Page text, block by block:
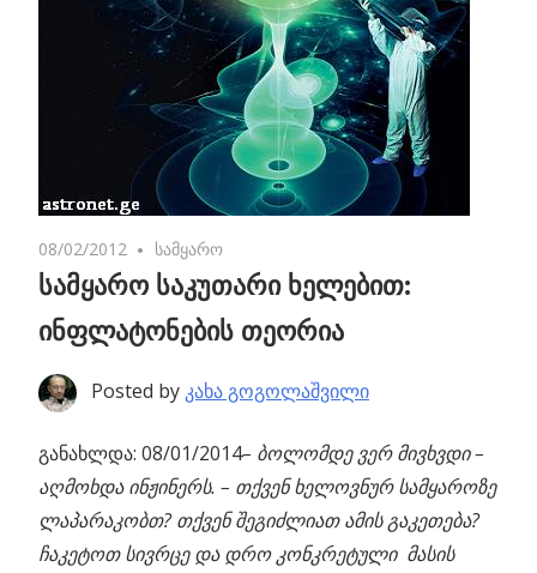
08/02/2012 No comments
სამყარო
სამყარო საკუთარი ხელებით:
ინფლატონების თეორია
Posted by კახა გოგოლაშვილი
განახლდა: 08/01/2014– ბოლომდე ვერ მივხვდი –
აღმოხდა ინჟინერს. – თქვენ ხელოვნურ სამყაროზე
ლაპარაკობთ?თქვენ შეგიძლიათ ამის გაკეთება?
ჩაკეტოთ სივრცე და დრო კონკრეტული მასის